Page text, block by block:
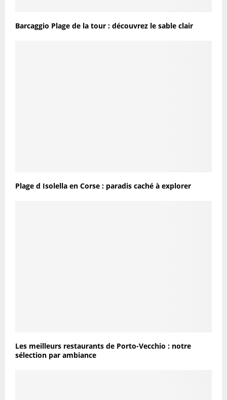
Barcaggio Plage de la tour : découvrez le sable clair
Plage d Isolella en Corse : paradis caché à explorer
Les meilleurs restaurants de Porto-Vecchio : notre
sélection par ambiance